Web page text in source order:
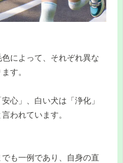
によって、それぞれ異な
す。
心」、白い犬は「浄化」
われています。
も一例であり、自身の直